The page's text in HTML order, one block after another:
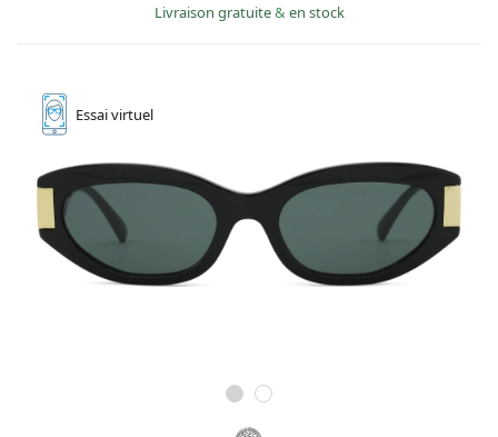
Livraison gratuite& en stock
Essaivirtuel